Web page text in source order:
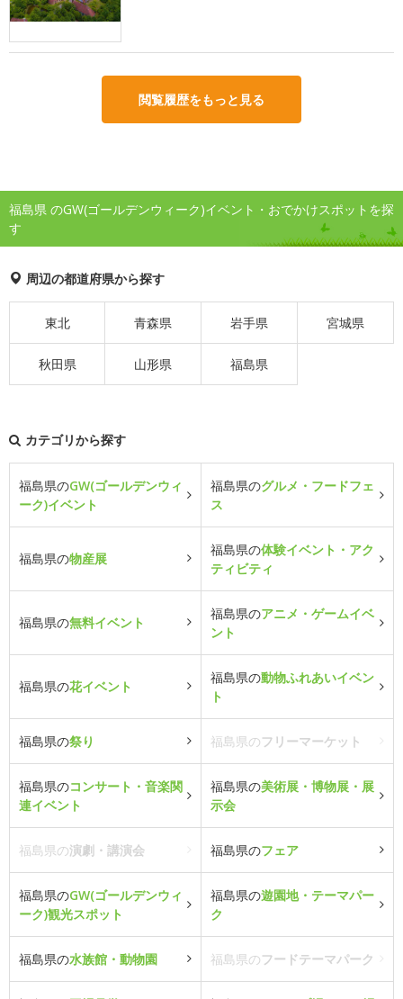
閲覧履歴をもっと見る
福島県 のGW(ゴールデンウィーク)イベント・おでかけスポットを探
す
周辺の都道府県から探す
東北 青森県 岩手県 宮城県
秋田県 山形県 福島県
カテゴリから探す
福島県のGW(ゴールデンウィ
ーク)イベント
福島県のグルメ・フードフェ
ス
福島県の物産展
福島県の体験イベント・アク
ティビティ
福島県の無料イベント
福島県のアニメ・ゲームイベ
ント
福島県の花イベント
福島県の動物ふれあいイベン
ト
福島県の祭り 福島県のフリーマーケット
福島県のコンサート・音楽関
連イベント
福島県の美術展・博物展・展
示会
福島県の演劇・講演会 福島県のフェア
福島県のGW(ゴールデンウィ
ーク)観光スポット
福島県の遊園地・テーマパー
ク
福島県の水族館・動物園 福島県のフードテーマパーク